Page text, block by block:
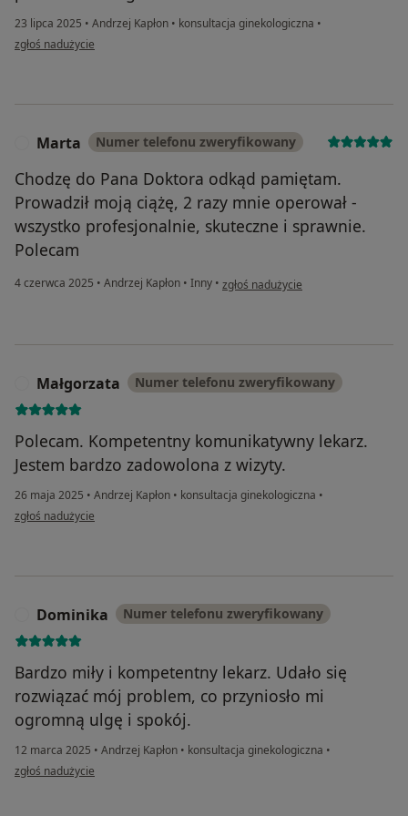
23 lipca 2025 • Andrzej Kapłon • konsultacja ginekologiczna •
w opinii użytkownika Dominika
zgłoś nadużycie
Marta Numer telefonu zweryfikowany
Chodzę do Pana Doktora odkąd pamiętam.
Prowadził moją ciążę, 2 razy mnie operował -
wszystko profesjonalnie, skuteczne i sprawnie.
Polecam
4 czerwca 2025 • Andrzej Kapłon • Inny • w opinii użytkownika Marta
zgłoś nadużycie
Małgorzata Numer telefonu zweryfikowany
Polecam. Kompetentny komunikatywny lekarz.
Jestem bardzo zadowolona z wizyty.
26 maja 2025 • Andrzej Kapłon • konsultacja ginekologiczna •
w opinii użytkownika Małgorzata
zgłoś nadużycie
Dominika Numer telefonu zweryfikowany
Bardzo miły i kompetentny lekarz. Udało się
rozwiązać mój problem, co przyniosło mi
ogromną ulgę i spokój.
12 marca 2025 • Andrzej Kapłon • konsultacja ginekologiczna •
w opinii użytkownika Dominika
zgłoś nadużycie